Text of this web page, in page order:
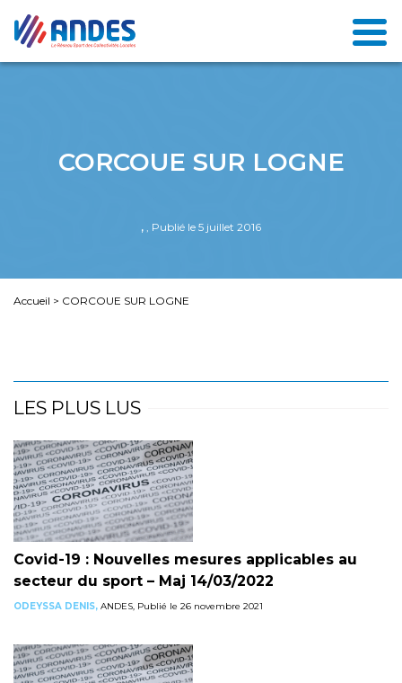
CORCOUE SUR LOGNE
, , Publié le 5 juillet 2016
Accueil > CORCOUE SUR LOGNE
LES PLUS LUS
Covid-19 : Nouvelles mesures applicables au
secteur du sport – Maj 14/03/2022
ODEYSSA DENIS, ANDES, Publié le 26 novembre 2021